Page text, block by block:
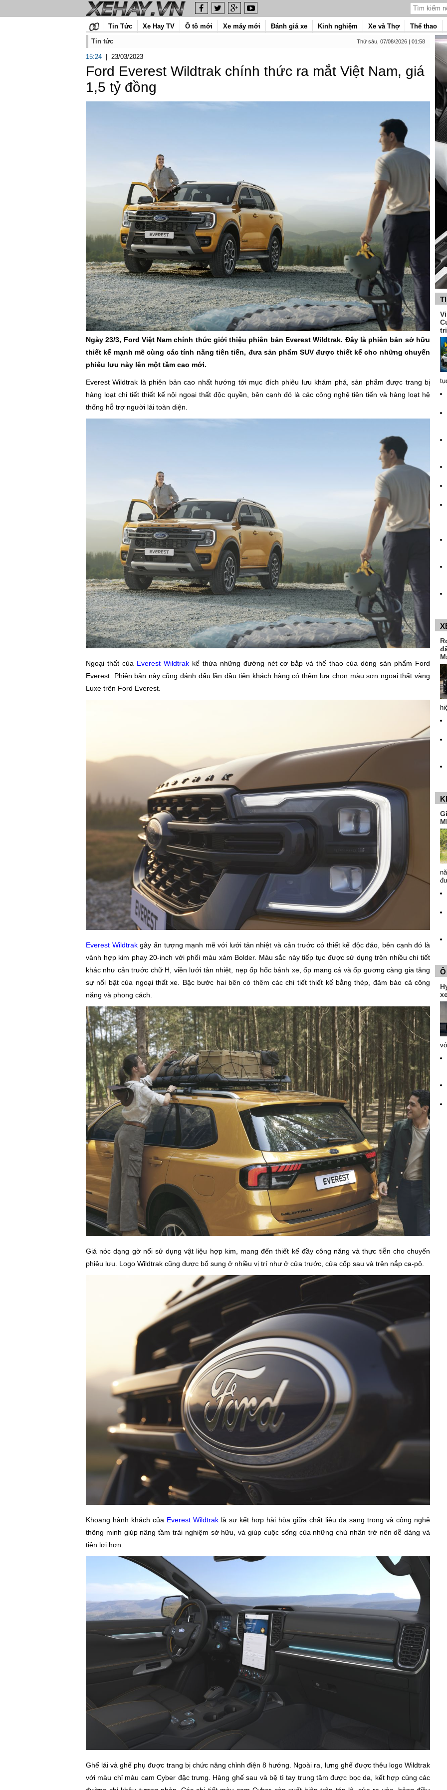
Tin Tức Xe Hay TV Ô tô mới Xe máy mới Đánh giá xe Kinh nghiệm Xe và Thợ Thể thao
Tin tức
Thứ sáu, 07/08/2026 | 01:58
15:24 23/03/2023
Ford Everest Wildtrak chính thức ra mắt Việt Nam, giá
1,5 tỷ đồng
Ngày 23/3, Ford Việt Nam chính thức giới thiệu phiên bản Everest Wildtrak. Đây là phiên bản sở hữu
thiết kế mạnh mẽ cùng các tính năng tiên tiến, đưa sản phẩm SUV được thiết kế cho những chuyến
phiêu lưu này lên một tầm cao mới.
Everest Wildtrak là phiên bản cao nhất hướng tới mục đích phiêu lưu khám phá, sản phẩm được trang bị
hàng loạt chi tiết thiết kế nội ngoại thất độc quyền, bên cạnh đó là các công nghệ tiên tiến và hàng loạt hệ
thống hỗ trợ người lái toàn diện.
Ngoại thất của Everest Wildtrakkế thừa những đường nét cơ bắp và thể thao của dòng sản phẩm Ford
Everest. Phiên bản này cũng đánh dấu lần đầu tiên khách hàng có thêm lựa chọn màu sơn ngoại thất vàng
Luxe trên Ford Everest.
Everest Wildtrakgây ấn tượng mạnh mẽ với lưới tản nhiệt và cản trước có thiết kế độc đáo, bên cạnh đó là
vành hợp kim phay 20-inch với phối màu xám Bolder. Màu sắc này tiếp tục được sử dụng trên nhiều chi tiết
khác như cản trước chữ H, viền lưới tản nhiệt, nẹp ốp hốc bánh xe, ốp mang cá và ốp gương càng gia tăng
sự nổi bật của ngoại thất xe. Bậc bước hai bên có thêm các chi tiết thiết kế bằng thép, đảm bảo cả công
năng và phong cách.
Giá nóc dạng gờ nổi sử dụng vật liệu hợp kim, mang đến thiết kế đầy công năng và thực tiễn cho chuyến
phiêu lưu. Logo Wildtrak cũng được bổ sung ở nhiều vị trí như ở cửa trước, cửa cốp sau và trên nắp ca-pô.
Khoang hành khách của Everest Wildtrak là sự kết hợp hài hòa giữa chất liệu da sang trọng và công nghệ
thông minh giúp nâng tầm trải nghiệm sở hữu, và giúp cuộc sống của những chủ nhân trở nên dễ dàng và
tiện lợi hơn.
Ghế lái và ghế phụ được trang bị chức năng chỉnh điện 8 hướng. Ngoài ra, lưng ghế được thêu logo Wildtrak
với màu chỉ màu cam Cyber đặc trưng. Hàng ghế sau và bệ tì tay trung tâm được bọc da, kết hợp cùng các